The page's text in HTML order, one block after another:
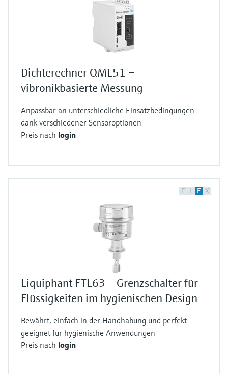
Dichterechner QML51 –
vibronikbasierte Messung
Anpassbar an unterschiedliche Einsatzbedingungen
dank verschiedener Sensoroptionen
Preis nach login
F L E X
Liquiphant FTL63 – Grenzschalter für
Flüssigkeiten im hygienischen Design
Bewährt, einfach in der Handhabung und perfekt
geeignet für hygienische Anwendungen
Preis nach login